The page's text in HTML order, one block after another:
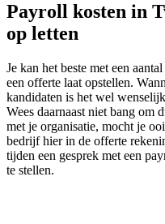
Payroll kosten in
op letten
Je kan het beste met een
een offerte laat opstellen.
kandidaten is het wel
Wees daarnaast niet bang
met je organisatie, mocht je
bedrijf hier in de offerte
tijden een gesprek met een
te stellen.